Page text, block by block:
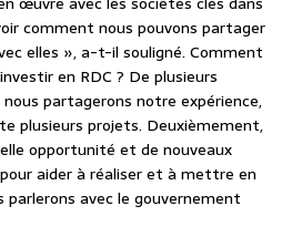
comment nous pouvons partager
elles », a-t-il souligné. Comment
en RDC ? De plusieurs
partagerons notre expérience,
plusieurs projets. Deuxièmement,
opportunité et de nouveaux
aider à réaliser et à mettre en
avec le gouvernement